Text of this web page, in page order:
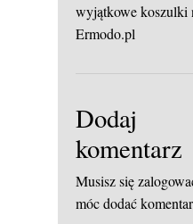
wyjątkowe koszulki
Ermodo.pl
Dodaj
komentarz
Musisz się
móc dodać